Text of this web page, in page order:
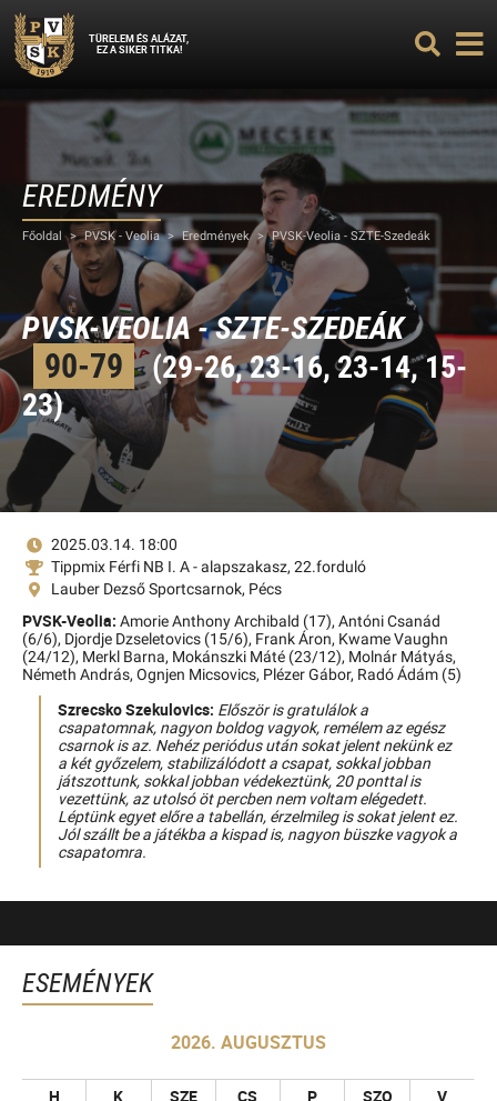
TÜRELEM ÉS ALÁZAT,
EZ A SIKER TITKA!
EREDMÉNY
Főoldal > PVSK - Veolia > Eredmények > PVSK-Veolia - SZTE-Szedeák
PVSK-VEOLIA - SZTE-SZEDEÁK
90-79
(29-26, 23-16, 23-14, 15-
23)
2025.03.14. 18:00
Tippmix Férfi NB I. A - alapszakasz, 22.forduló
Lauber Dezső Sportcsarnok, Pécs
PVSK-Veolia: Amorie Anthony Archibald (17), Antóni Csanád
(6/6), Djordje Dzseletovics (15/6), Frank Áron, Kwame Vaughn
(24/12), Merkl Barna, Mokánszki Máté (23/12), Molnár Mátyás,
Németh András, Ognjen Micsovics, Plézer Gábor, Radó Ádám (5)
Szrecsko Szekulovics: Először is gratulálok a
csapatomnak, nagyon boldog vagyok, remélem az egész
csarnok is az. Nehéz periódus után sokat jelent nekünk ez
a két győzelem, stabilizálódott a csapat, sokkal jobban
játszottunk, sokkal jobban védekeztünk, 20 ponttal is
vezettünk, az utolsó öt percben nem voltam elégedett.
Léptünk egyet előre a tabellán, érzelmileg is sokat jelent ez.
Jól szállt be a játékba a kispad is, nagyon büszke vagyok a
csapatomra.
ESEMÉNYEK
2026. AUGUSZTUS
H K SZE CS P SZO V